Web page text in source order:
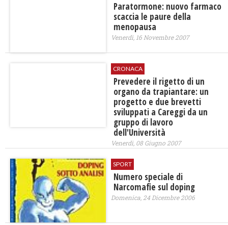
Paratormone: nuovo farmaco
scaccia le paure della
menopausa
Venerdì, 16 Novembre 2007
CRONACA
Prevedere il rigetto di un
organo da trapiantare: un
progetto e due brevetti
sviluppati a Careggi da un
gruppo di lavoro
dell'Università
Venerdì, 08 Giugno 2007
SPORT
Numero speciale di
Narcomafie sul doping
Domenica, 24 Dicembre 2006